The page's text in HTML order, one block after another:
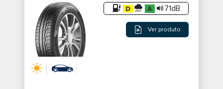
71dB
Ver produto